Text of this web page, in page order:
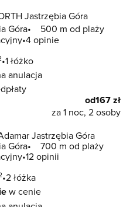
Jastrzębia Góra
Góra
500 m od plaży
4 opinie
1 łóżko
anulacja
od167 zł
za 1 noc, 2 osoby
Jastrzębia Góra
Góra
700 m od plaży
12 opinii
2 łóżka
w cenie